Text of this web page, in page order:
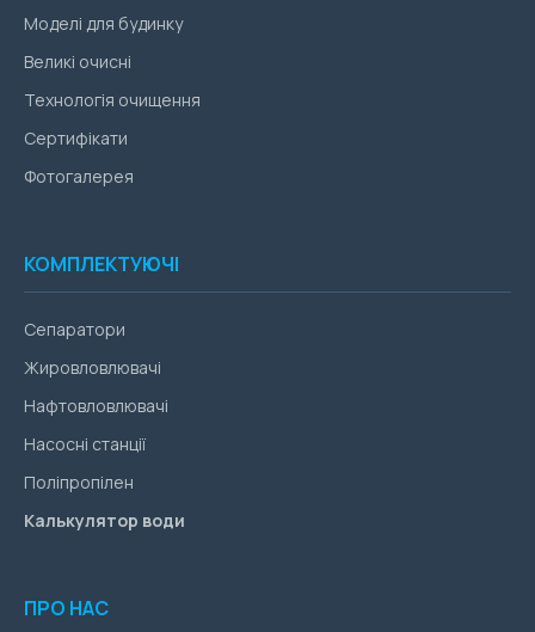
Моделі для будинку
Великі очисні
Технологія очищення
Сертифікати
Фотогалерея
КОМПЛЕКТУЮЧІ
Сепаратори
Жировловлювачі
Нафтовловлювачі
Насосні станції
Поліпропілен
Калькулятор води
ПРО НАС